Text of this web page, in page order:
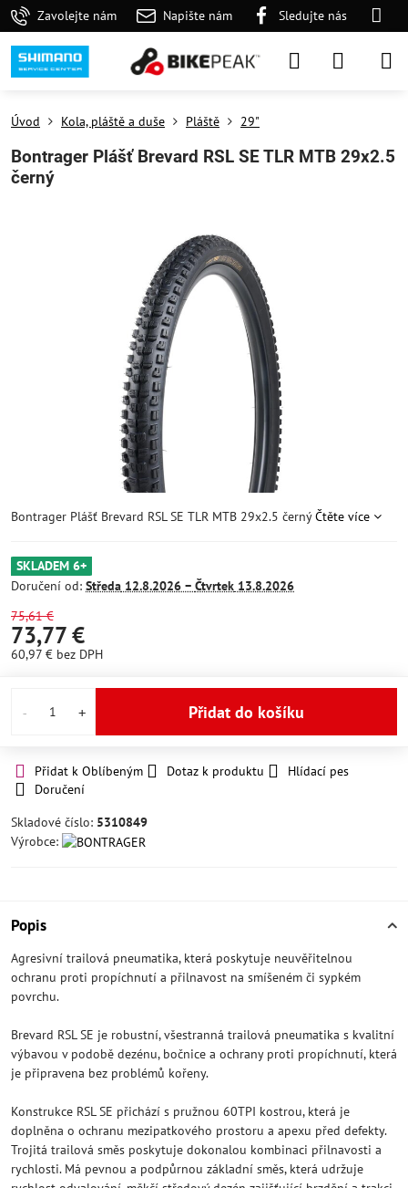
Zavolejte nám Napište nám Sledujte nás
Úvod Kola, pláště a duše Pláště 29"
Bontrager Plášť Brevard RSL SE TLR MTB 29x2.5
černý
Bontrager Plášť Brevard RSL SE TLR MTB 29x2.5 černýČtěte více
SKLADEM 6+
Doručení od: Středa 12.8.2026 − Čtvrtek 13.8.2026
75,61 €
73,77 €
60,97 € bez DPH
Přidat do košíku
Přidat k Oblíbeným Dotaz k produktu
Hlídací pes
Doručení
Skladové číslo: 5310849
Výrobce:
Popis
Agresivní trailová pneumatika, která poskytuje neuvěřitelnou
ochranu proti propíchnutí a přilnavost na smíšeném či sypkém
povrchu.
Brevard RSL SE je robustní, všestranná trailová pneumatika s kvalitní
výbavou v podobě dezénu, bočnice a ochrany proti propíchnutí, která
je připravena bez problémů kořeny.
Konstrukce RSL SE přichází s pružnou 60TPI kostrou, která je
doplněna o ochranu mezipatkového prostoru a apexu před defekty.
Trojitá trailová směs poskytuje dokonalou kombinaci přilnavosti a
rychlosti. Má pevnou a podpůrnou základní směs, která udržuje